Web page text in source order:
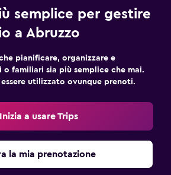
semplice per gestire
a Abruzzo
pianificare, organizzare e
familiari sia più semplice che mai.
utilizzato ovunque prenoti.
Inizia a usare Trips
la mia prenotazione